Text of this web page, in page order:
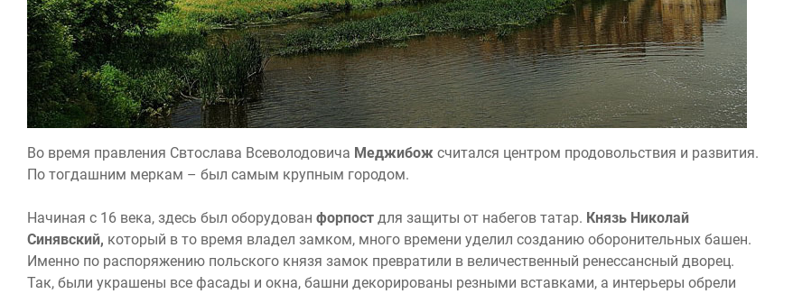
Во время правления Свтослава Всеволодовича Меджибож считался центром продовольствия и развития.
По тогдашним меркам – был самым крупным городом.
Начиная с 16 века, здесь был оборудован форпост для защиты от набегов татар. Князь Николай
Синявский, который в то время владел замком, много времени уделил созданию оборонительных башен.
Именно по распоряжению польского князя замок превратили в величественный ренессансный дворец.
Так, были украшены все фасады и окна, башни декорированы резными вставками, а интерьеры обрели